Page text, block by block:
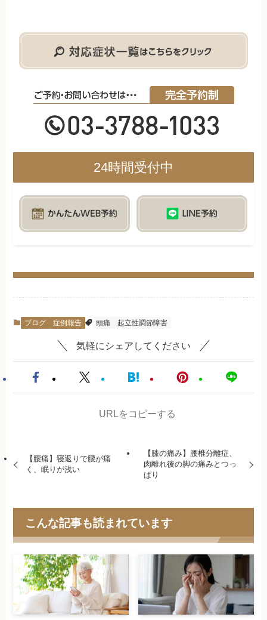
24時間受付中
ブログ 症例報告 頭痛 起立性調節障害
気軽にシェアしてください
URLをコピーする
【腰痛】寝返りで腰が痛
く、眠りが浅い
【膝の痛み】腰椎分離症、
肉離れ後の脚の痛みとつっ
ぱり
こんな記事も読まれています